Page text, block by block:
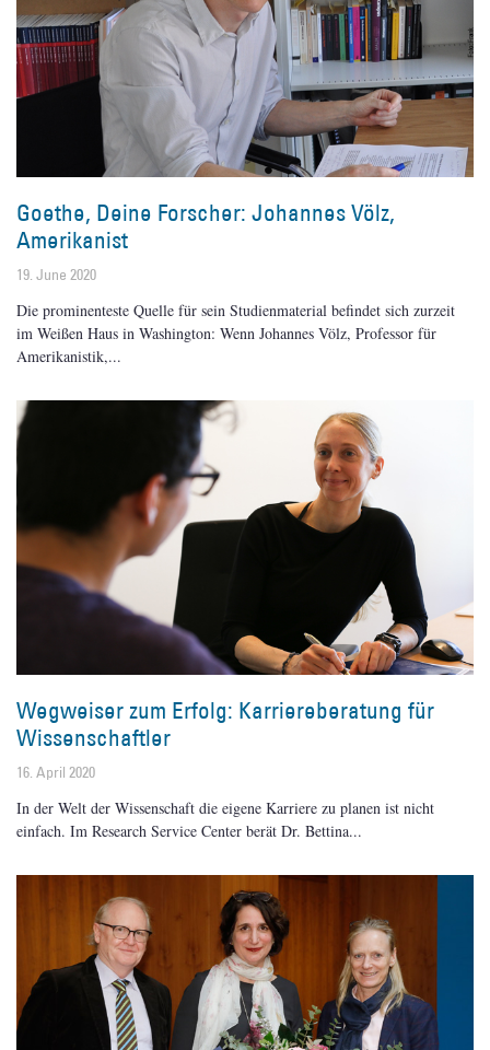
Goethe, Deine Forscher: Johannes Völz,
Amerikanist
19. June 2020
Die prominenteste Quelle für sein Studienmaterial befindet sich zurzeit
im Weißen Haus in Washington: Wenn Johannes Völz, Professor für
Amerikanistik,
Wegweiser zum Erfolg: Karriereberatung für
Wissenschaftler
16. April 2020
In der Welt der Wissenschaft die eigene Karriere zu planen ist nicht
einfach. Im Research Service Center berät Dr. Bettina